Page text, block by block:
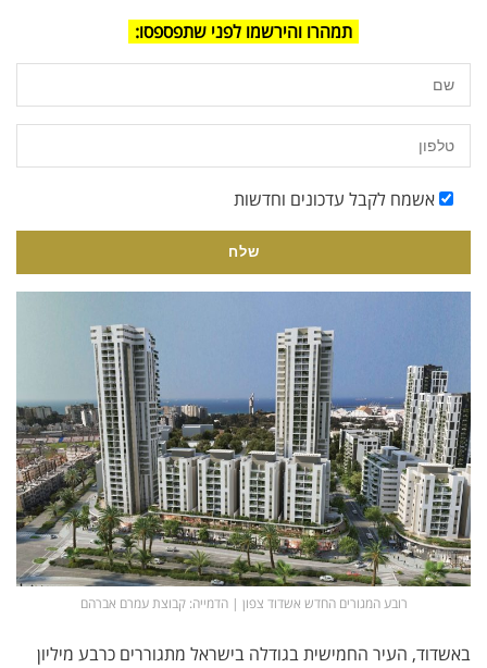
תמהרו והירשמו לפני שתפספסו:
אשמח לקבל עדכונים וחדשות
רובע המגורים החדש אשדוד צפון | הדמייה: קבוצת עמרם אברהם
באשדוד, העיר החמישית בגודלה בישראל מתגוררים כרבע מיליון